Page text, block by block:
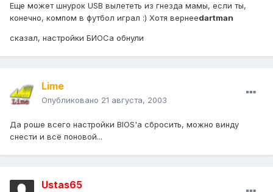
Еще может шнурок USB вылететь из гнезда мамы, если ты,
конечно, компом в футбол играл :) Хотя вернееdartman
сказал, настройки БИОСа обнули
Lime
Опубликовано 21 августа, 2003
Да роше всего настройки BIOS'а сбросить, можно винду
снести и всё поновой...
Ustas65